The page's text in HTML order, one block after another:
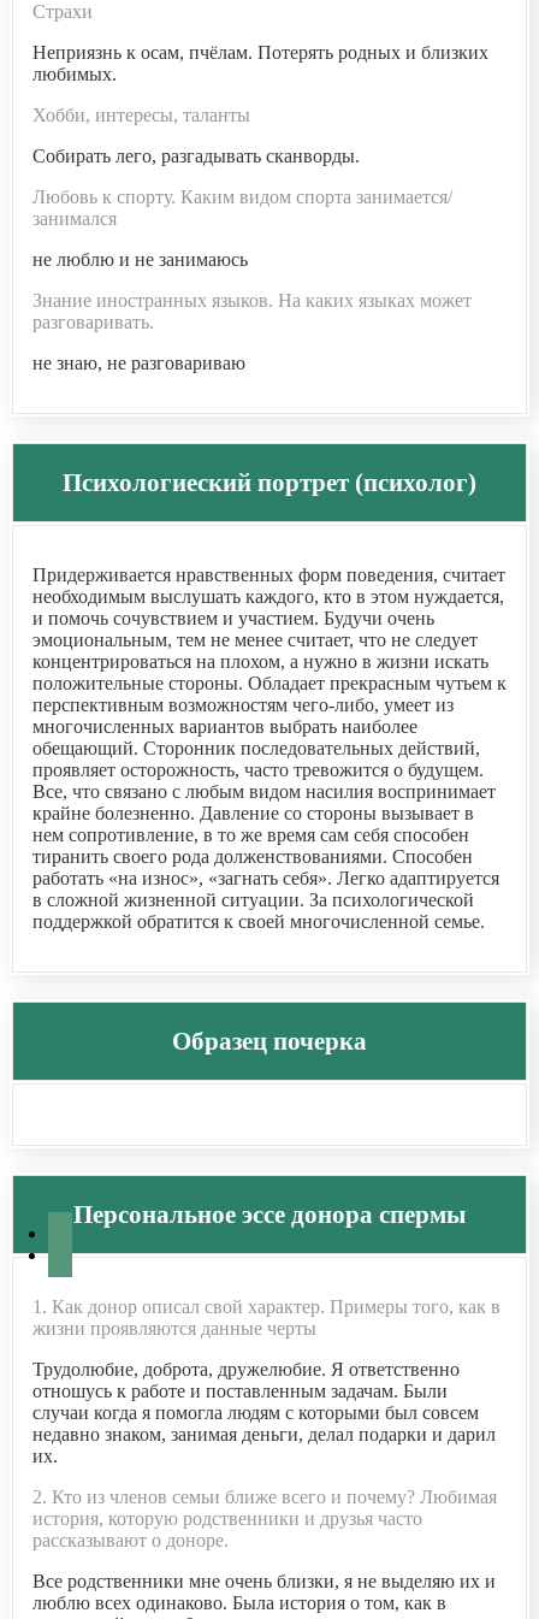
Страхи
Неприязнь к осам, пчёлам. Потерять родных и близких
любимых.
Хобби, интересы, таланты
Собирать лего, разгадывать сканворды.
Любовь к спорту. Каким видом спорта занимается/
занимался
не люблю и не занимаюсь
Знание иностранных языков. На каких языках может
разговаривать.
не знаю, не разговариваю
Психологиеский портрет (психолог)
Придерживается нравственных форм поведения, считает
необходимым выслушать каждого, кто в этом нуждается,
и помочь сочувствием и участием. Будучи очень
эмоциональным, тем не менее считает, что не следует
концентрироваться на плохом, а нужно в жизни искать
положительные стороны. Обладает прекрасным чутьем к
перспективным возможностям чего-либо, умеет из
многочисленных вариантов выбрать наиболее
обещающий. Сторонник последовательных действий,
проявляет осторожность, часто тревожится о будущем.
Все, что связано с любым видом насилия воспринимает
крайне болезненно. Давление со стороны вызывает в
нем сопротивление, в то же время сам себя способен
тиранить своего рода долженствованиями. Способен
работать «на износ», «загнать себя». Легко адаптируется
в сложной жизненной ситуации. За психологической
поддержкой обратится к своей многочисленной семье.
Образец почерка
Персональное эссе донора спермы
1. Как донор описал свой характер. Примеры того, как в
жизни проявляются данные черты
Трудолюбие, доброта, дружелюбие. Я ответственно
отношусь к работе и поставленным задачам. Были
случаи когда я помогла людям с которыми был совсем
недавно знаком, занимая деньги, делал подарки и дарил
их.
2. Кто из членов семьи ближе всего и почему? Любимая
история, которую родственники и друзья часто
рассказывают о доноре.
Все родственники мне очень близки, я не выделяю их и
люблю всех одинаково. Была история о том, как в